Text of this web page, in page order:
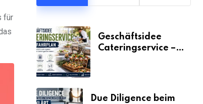
für
Geschäftsidee
Cateringservice –
Due Diligence beim